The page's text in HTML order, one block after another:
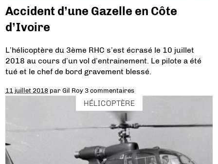
Accident d’une Gazelle en Côte
d’Ivoire
L’hélicoptère du 3ème RHC s’est écrasé le 10 juillet
2018 au cours d’un vol d’entrainement. Le pilote a été
tué et le chef de bord gravement blessé.
11 juillet 2018 parGil Roy 3 commentaires
HÉLICOPTÈRE